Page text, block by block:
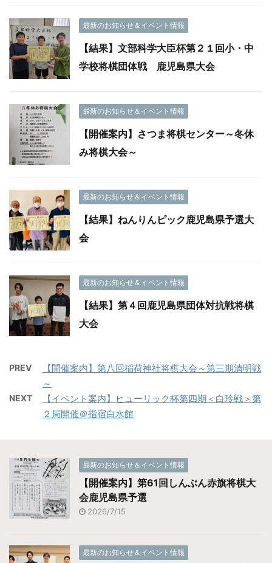
最新のお知らせ＆イベント情報
【結果】文部科学大臣杯第２１回小・中
学校将棋団体戦 鹿児島県大会
最新のお知らせ＆イベント情報
【開催案内】さつま将棋センター～冬休
み将棋大会～
最新のお知らせ＆イベント情報
【結果】ねんりんピック鹿児島県予選大
会
最新のお知らせ＆イベント情報
【結果】第４回鹿児島県団体対抗戦将棋
大会
PREV
【開催案内】第八回稲荷神社将棋大会～第三期清明戦
～
NEXT
【イベント案内】ヒューリック杯第四期＜白玲戦＞第
２局開催＠指宿白水館
最新のお知らせ＆イベント情報
【開催案内】第61回しんぶん赤旗将棋大
会鹿児島県予選
2026/7/15
最新のお知らせ＆イベント情報